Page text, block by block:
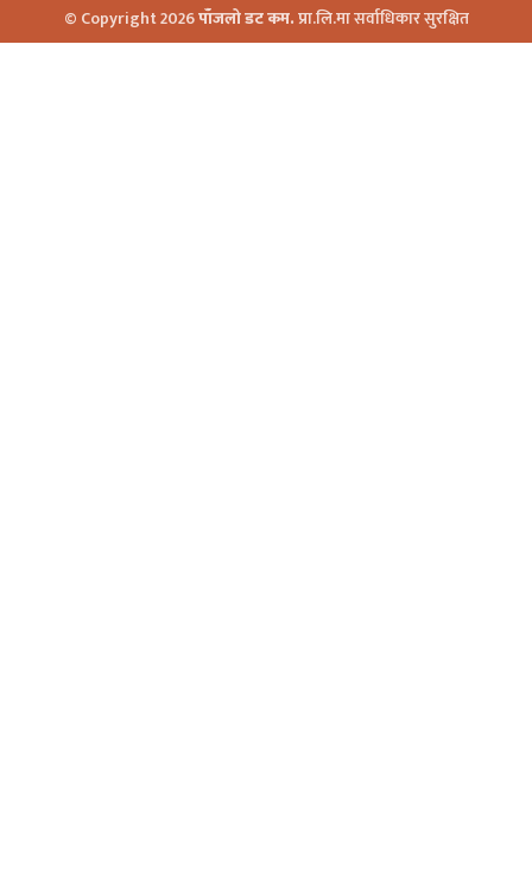
© Copyright 2026पाँजलो डट कम.प्रा.लि.मा सर्वाधिकार सुरक्षित